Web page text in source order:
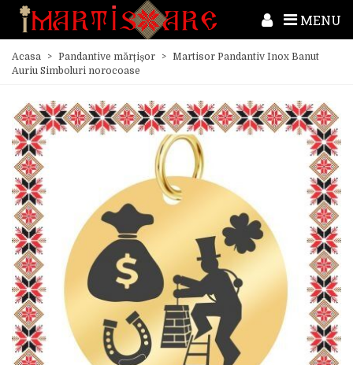
MENU
Acasa > Pandantive mărțișor > Martisor Pandantiv Inox Banut
Auriu Simboluri norocoase